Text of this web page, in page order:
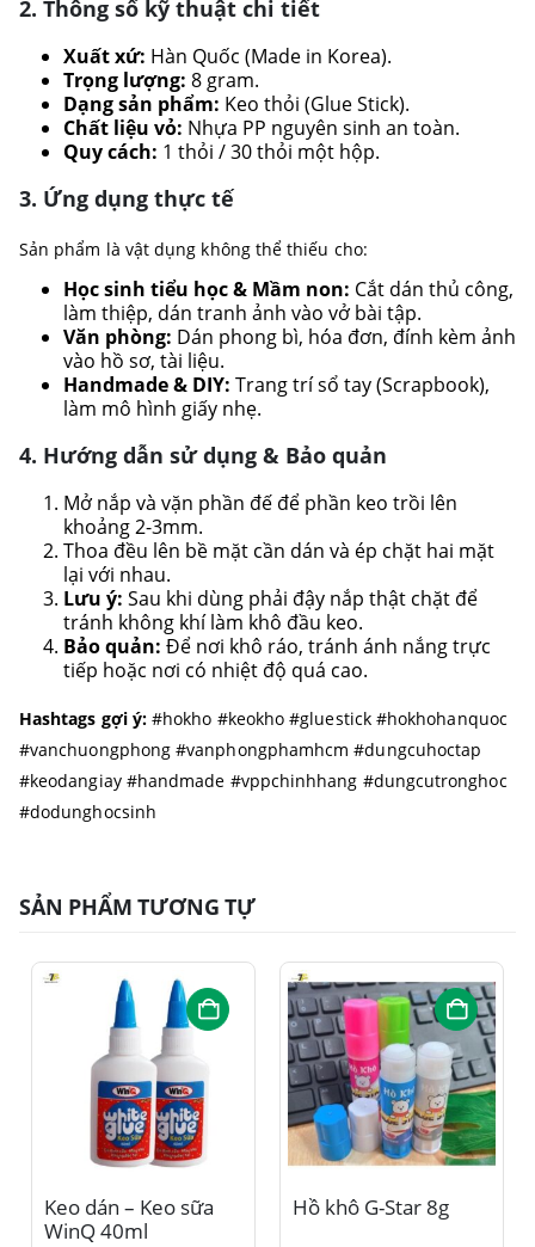
2. Thông số kỹ thuật chi tiết
Xuất xứ: Hàn Quốc (Made in Korea).
Trọng lượng: 8 gram.
Dạng sản phẩm: Keo thỏi (Glue Stick).
Chất liệu vỏ: Nhựa PP nguyên sinh an toàn.
Quy cách: 1 thỏi / 30 thỏi một hộp.
3. Ứng dụng thực tế
Sản phẩm là vật dụng không thể thiếu cho:
Học sinh tiểu học & Mầm non: Cắt dán thủ công,
làm thiệp, dán tranh ảnh vào vở bài tập.
Văn phòng: Dán phong bì, hóa đơn, đính kèm ảnh
vào hồ sơ, tài liệu.
Handmade & DIY: Trang trí sổ tay (Scrapbook),
làm mô hình giấy nhẹ.
4. Hướng dẫn sử dụng & Bảo quản
Mở nắp và vặn phần đế để phần keo trồi lên
khoảng 2-3mm.
Thoa đều lên bề mặt cần dán và ép chặt hai mặt
lại với nhau.
Lưu ý: Sau khi dùng phải đậy nắp thật chặt để
tránh không khí làm khô đầu keo.
Bảo quản: Để nơi khô ráo, tránh ánh nắng trực
tiếp hoặc nơi có nhiệt độ quá cao.
Hashtags gợi ý: #hokho #keokho #gluestick #hokhohanquoc
#vanchuongphong #vanphongphamhcm #dungcuhoctap
#keodangiay #handmade #vppchinhhang #dungcutronghoc
#dodunghocsinh
SẢN PHẨM TƯƠNG TỰ
Keo dán – Keo sữa
WinQ 40ml
Hồ khô G-Star 8g